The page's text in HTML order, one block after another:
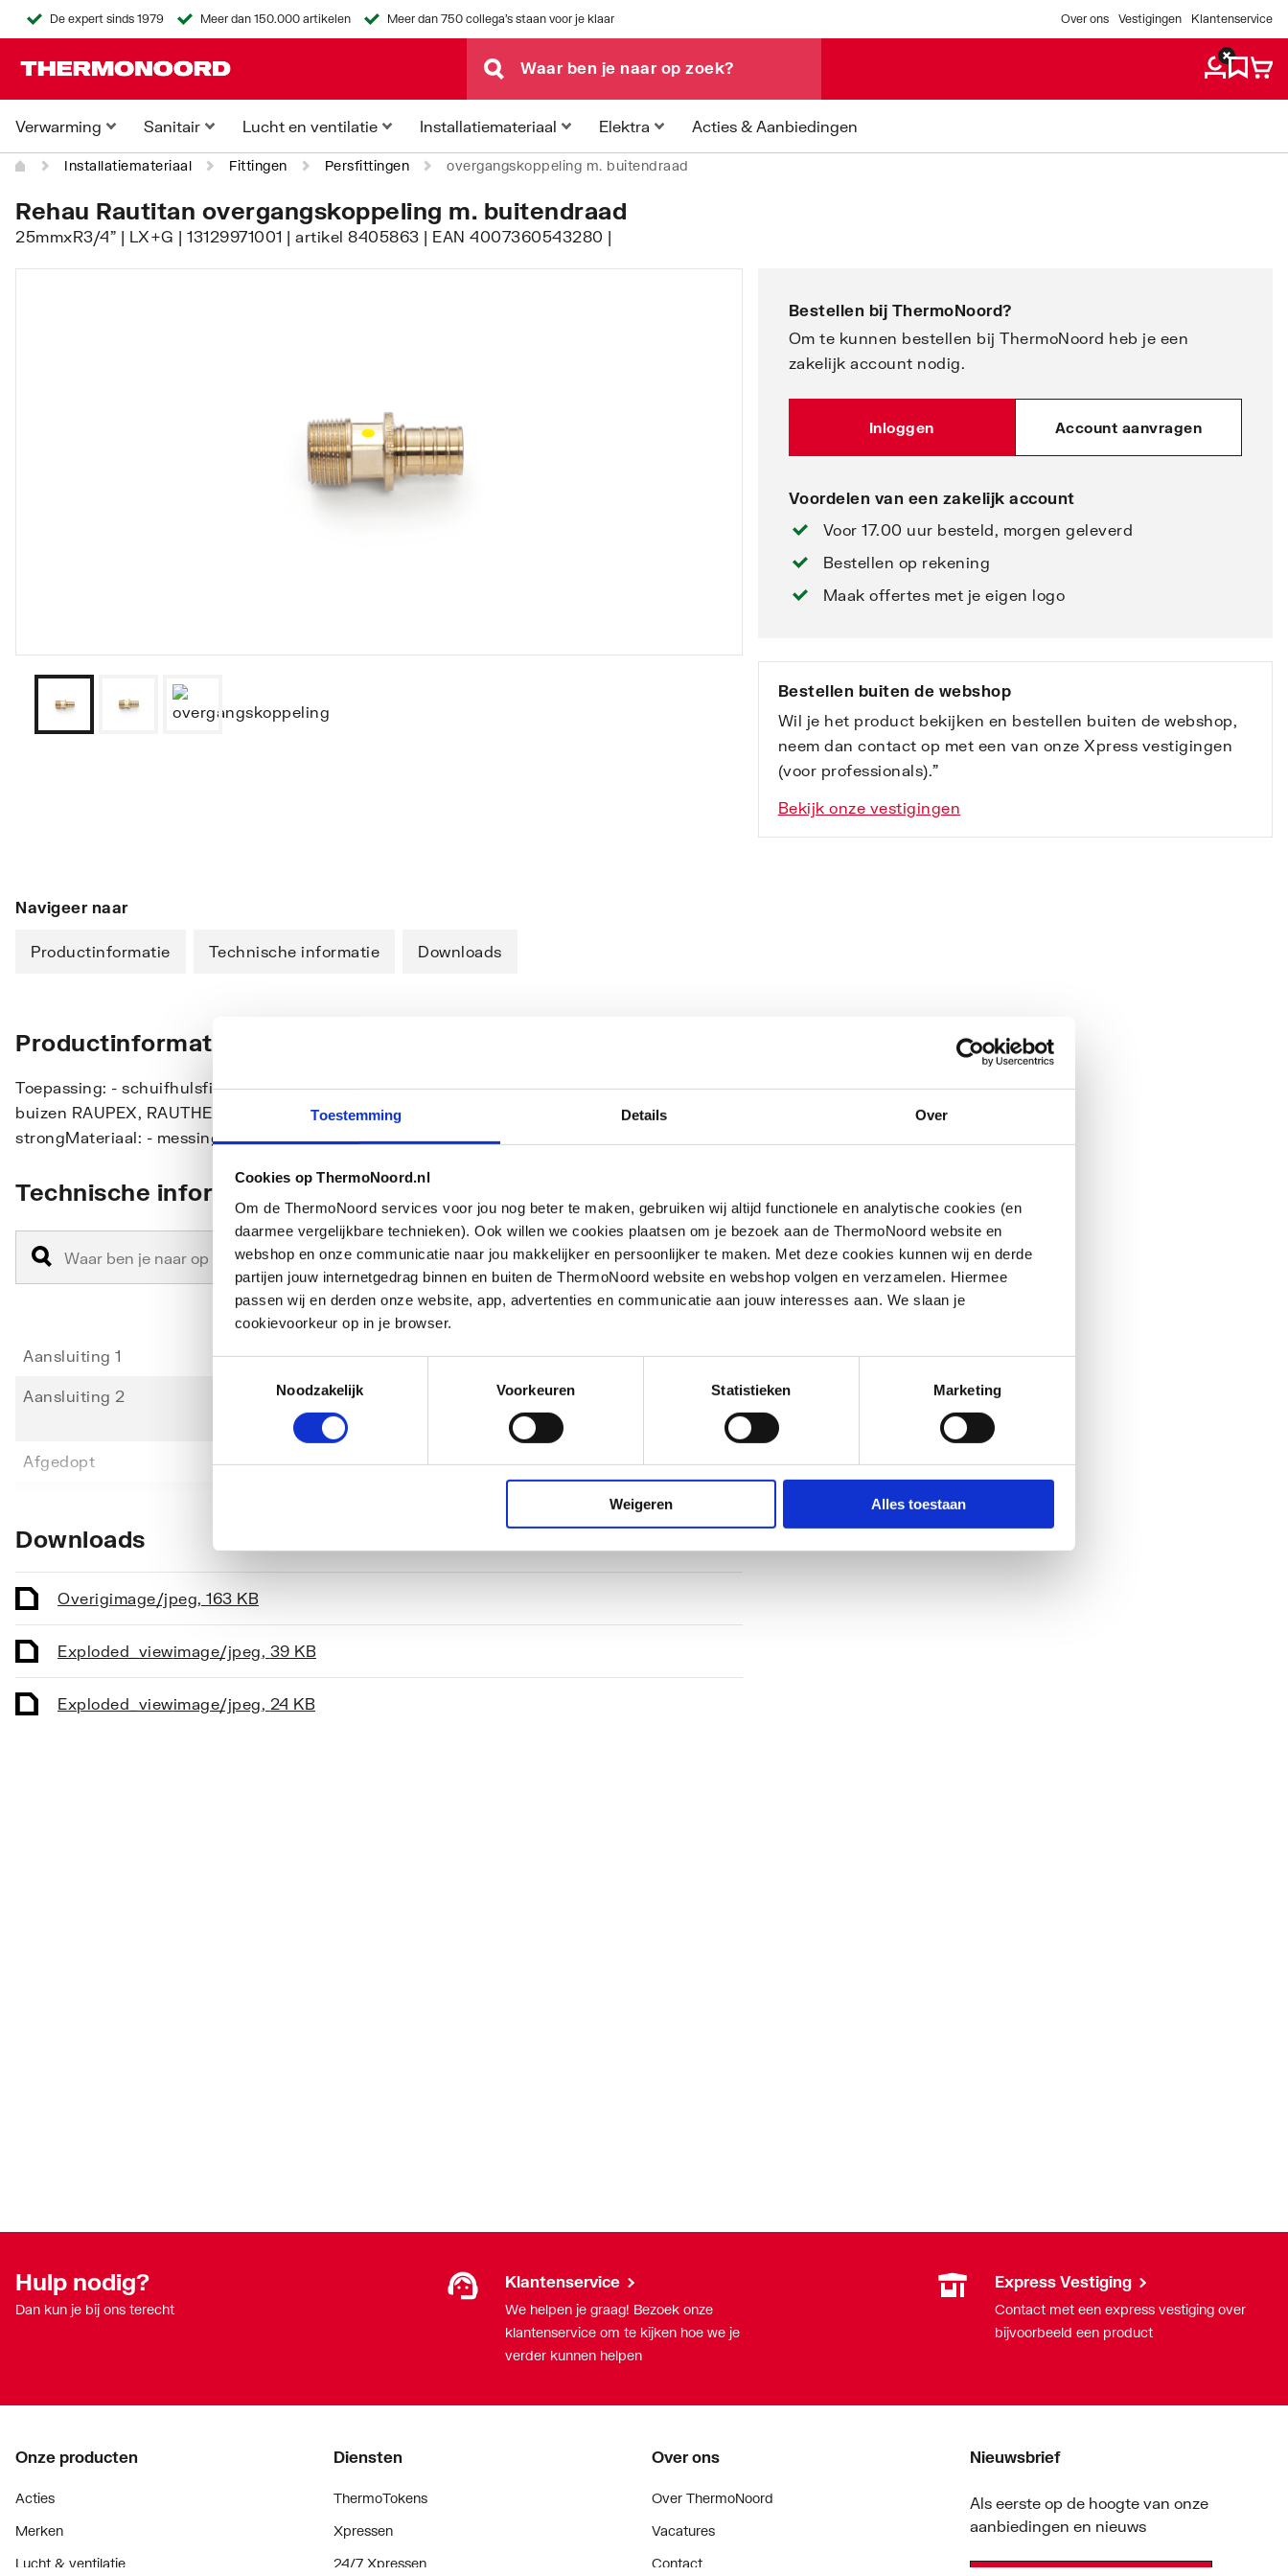
Toestemming Details Over
Cookies op ThermoNoord.nl
Om de ThermoNoord services voor jou nog beter te maken, gebruiken wij altijd functionele en analytische cookies (en
daarmee vergelijkbare technieken). Ook willen we cookies plaatsen om je bezoek aan de ThermoNoord website en
webshop en onze communicatie naar jou makkelijker en persoonlijker te maken. Met deze cookies kunnen wij en derde
partijen jouw internetgedrag binnen en buiten de ThermoNoord website en webshop volgen en verzamelen. Hiermee
passen wij en derden onze website, app, advertenties en communicatie aan jouw interesses aan. We slaan je
cookievoorkeur op in je browser.
Noodzakelijk
Voorkeuren Statistieken Marketing
Weigeren Alles toestaan
De expert sinds 1979 Meer dan 150.000 artikelen Meer dan 750 collega's staan voor je klaar Over ons Vestigingen Klantenservice
Verwarming Sanitair Lucht en ventilatie Installatiemateriaal Elektra Acties & Aanbiedingen
Installatiemateriaal Fittingen Persfittingen overgangskoppeling m. buitendraad
Rehau Rautitan overgangskoppeling m. buitendraad
25mmxR3/4" | LX+G | 13129971001 | artikel 8405863 | EAN 4007360543280 |
Bestellen bij ThermoNoord?
Om te kunnen bestellen bij ThermoNoord heb je een
zakelijk account nodig.
Inloggen Account aanvragen
Voordelen van een zakelijk account
Voor 17.00 uur besteld, morgen geleverd
Bestellen op rekening
Maak offertes met je eigen logo
Bestellen buiten de webshop
Wil je het product bekijken en bestellen buiten de webshop,
neem dan contact op met een van onze Xpress vestigingen
(voor professionals).”
Bekijk onze vestigingen
Navigeer naar
Productinformatie Technische informatie Downloads
Productinformatie
Toepassing: - schuifhulsfitting met integraal gegoten draaglichaam in verbinding met SDR 7,4
buizen RAUPEX, RAUTHERM, RAUTHERMEX MKV, RAUTHERMEX, RAUTHERMEX
strongMateriaal: - messingKleur: - messing blank
Technische informatie
Aansluiting 1 Schuifeind
Aansluiting 2
Buitendraad conisch BSPT-R (ISO 7-1 / EN
Afgedopt Nee
Contourcode aansluiting 1
Druktrap klasse flens Overig
DVGW-keur
Excentrisch
Met aftapper
Met thermische isolatie Nee
Model 1-delig
Toon meer
Downloads
Overigimage/jpeg, 163 KB
Exploded_viewimage/jpeg, 39 KB
Exploded_viewimage/jpeg, 24 KB
Hulp nodig?
Dan kun je bij ons terecht
Klantenservice
We helpen je graag! Bezoek onze
klantenservice om te kijken hoe we je
verder kunnen helpen
Express Vestiging
Contact met een express vestiging over
bijvoorbeeld een product
Onze producten
Acties
Merken
Lucht & ventilatie
Diensten
ThermoTokens
Xpressen
24/7 Xpressen
Over ons
Over ThermoNoord
Vacatures
Contact
Nieuwsbrief
Als eerste op de hoogte van onze
aanbiedingen en nieuws